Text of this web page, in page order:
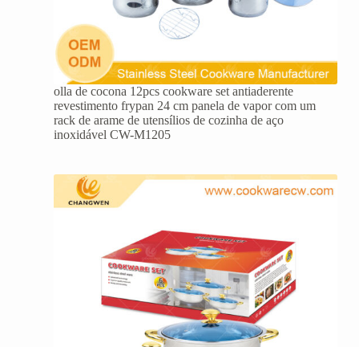
olla de cocona 12pcs cookware set antiaderente
revestimento frypan 24 cm panela de vapor com um
rack de arame de utensílios de cozinha de aço
inoxidável CW-M1205